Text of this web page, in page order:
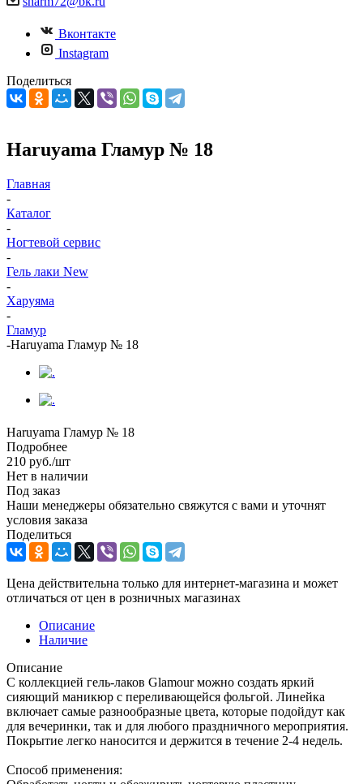
Вконтакте
Instagram
Поделиться
Haruyama Гламур № 18
Главная
-
Каталог
-
Ногтевой сервис
-
Гель лаки New
-
Харуяма
-
Гламур
-Haruyama Гламур № 18
Haruyama Гламур № 18
Подробнее
210 руб./шт
Нет в наличии
Под заказ
Наши менеджеры обязательно свяжутся с вами и уточнят
условия заказа
Поделиться
Цена действительна только для интернет-магазина и может
отличаться от цен в розничных магазинах
Описание
Наличие
Описание
С коллекцией гель-лаков Glamour можно создать яркий
сияющий маникюр с переливающейся фольгой. Линейка
включает самые разнообразные цвета, которые подойдут как
для вечеринки, так и для любого праздничного мероприятия.
Покрытие легко наносится и держится в течение 2-4 недель.
Способ применения: